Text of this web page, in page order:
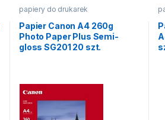
papiery do drukarek
Papier Canon A4 260g
Photo Paper Plus Semi-
gloss SG201 20 szt.